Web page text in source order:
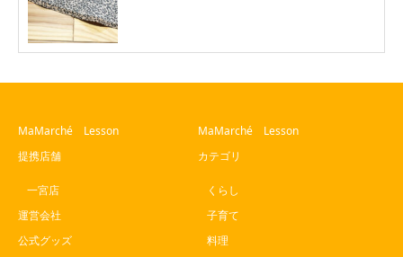
MaMarché Lesson
提携店舗
一宮店
運営会社
公式グッズ
MaMarché Lesson
カテゴリ
くらし
子育て
料理